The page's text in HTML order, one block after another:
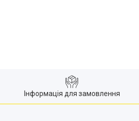
Інформація для замовлення